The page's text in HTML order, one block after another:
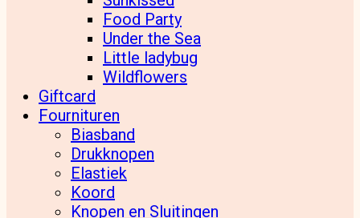
Food Party
Under the Sea
Little ladybug
Wildflowers
Giftcard
Fournituren
Biasband
Drukknopen
Elastiek
Koord
Knopen en Sluitingen